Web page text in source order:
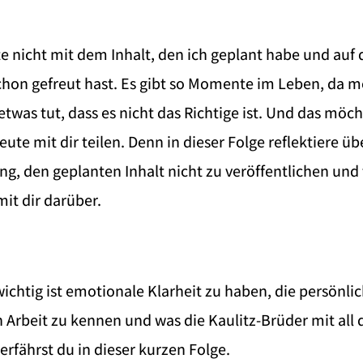
nicht mit dem Inhalt, den ich geplant habe und auf
gefreut hast. Es gibt so Momente im Leben, da
tut, dass es nicht das Richtige ist. Und das
mit dir teilen. Denn in dieser Folge reflektiere
den geplanten Inhalt nicht zu veröffentlichen
dir darüber.
ist emotionale Klarheit zu haben, die
Arbeit zu kennen und was die Kaulitz-Brüder mit all
du in dieser kurzen Folge.